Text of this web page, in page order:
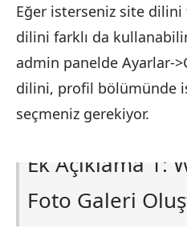
Eğer isterseniz site dilini
dilini farklı da
admin panelde Ayarlar-
dilini, profil bölümünde
seçmeniz gerekiyor.
Ek Açıklama 1:
Foto Galeri